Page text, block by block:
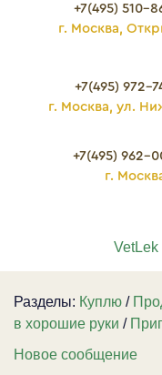
+7(495) 510-
г. Москва,
+7(495) 972-
г. Москва, ул.
+7(495) 962-
г.
VetLek
Разделы: Куплю /
в хорошие руки /
Новое сообщение